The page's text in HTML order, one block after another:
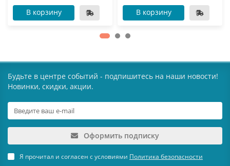
В корзину В корзину
Будьте в центре событий - подпишитесь на наши новости!
Новинки, скидки, акции.
Оформить подписку
Я прочитал и согласен с условиями Политика безопасности